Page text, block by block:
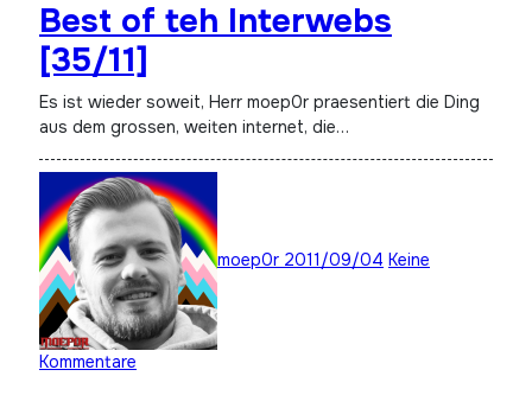
Best of teh Interwebs
[35/11]
Es ist wieder soweit, Herr moep0r praesentiert die Ding
aus dem grossen, weiten internet, die…
moep0r 2011/09/04 Keine
Kommentare